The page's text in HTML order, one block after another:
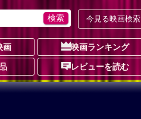
今見る映画検索
画 映画ランキング
レビューを読む